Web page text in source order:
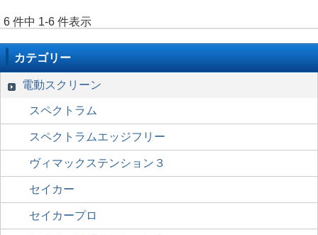
6 件中 1-6 件表示
カテゴリー
電動スクリーン
スペクトラム
スペクトラムエッジフリー
ヴィマックステンション３
セイカー
セイカープロ